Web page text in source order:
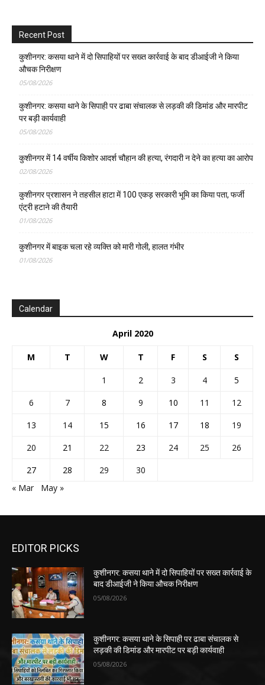
Recent Post
कुशीनगर: कसया थाने में दो सिपाहियों पर सख्त कार्रवाई के बाद डीआईजी ने किया
औचक निरीक्षण
05/08/2026
कुशीनगर: कसया थाने के सिपाही पर ढाबा संचालक से लड़की की डिमांड और मारपीट
पर बड़ी कार्यवाही
05/08/2026
कुशीनगर में 14 वर्षीय किशोर आदर्श चौहान की हत्या, रंगदारी न देने का हत्या का आरोप
02/08/2026
कुशीनगर प्रशासन ने तहसील हाटा में 100 एकड़ सरकारी भूमि का किया पता, फर्जी
एंट्री हटाने की तैयारी
01/08/2026
कुशीनगर में बाइक चला रहे व्यक्ति को मारी गोली, हालत गंभीर
01/08/2026
Calendar
April 2020
M T W T F S S
1 2 3 4
5
6
7 8 9 10 11
12
13
14 15 16 17 18
19
20
21 22 23 24 25
26
27
28 29
30
« Mar
May »
EDITOR PICKS
कुशीनगर: कसया थाने में दो सिपाहियों पर सख्त कार्रवाई के
बाद डीआईजी ने किया औचक निरीक्षण
05/08/2026
कुशीनगर: कसया थाने के सिपाही पर ढाबा संचालक से
लड़की की डिमांड और मारपीट पर बड़ी कार्यवाही
05/08/2026